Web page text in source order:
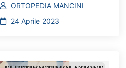
ORTOPEDIA MANCINI
24 Aprile 2023